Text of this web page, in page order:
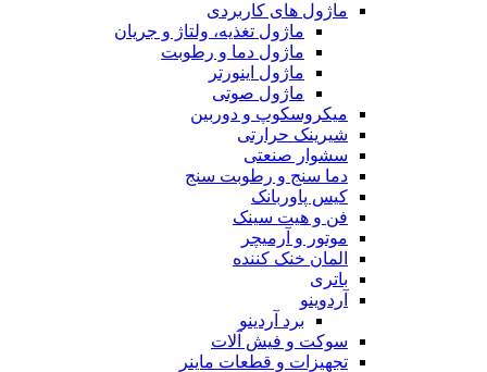
ماژول های کاربردی
ماژول تغذیه، ولتاژ و جریان
ماژول دما و رطوبت
ماژول اینورتر
ماژول صوتی
میکروسکوپ و دوربین
شیرینک حرارتی
سشوار صنعتی
دما سنج و رطوبت سنج
کیس پاوربانک
فن و هیت سینک
موتور و آرمیچر
المان خنک کننده
باتری
آردوینو
برد آردینو
سوکت و فیش آلات
تجهیزات و قطعات ماینر